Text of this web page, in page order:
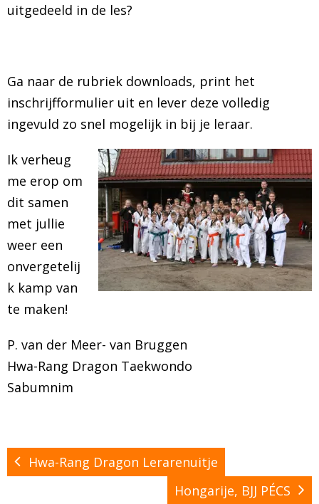
uitgedeeld in de les?
Ga naar de rubriek downloads, print het
inschrijfformulier uit en lever deze volledig
ingevuld zo snel mogelijk in bij je leraar.
Ik verheug
me erop om
dit samen
met jullie
weer een
onvergetelij
k kamp van
te maken!
P. van der Meer- van Bruggen
Hwa-Rang Dragon Taekwondo
Sabumnim
Hwa-Rang Dragon Lerarenuitje
Hongarije, BJJ PÉCS